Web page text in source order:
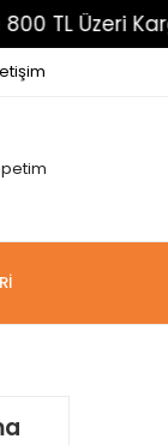
Üzeri Kargo